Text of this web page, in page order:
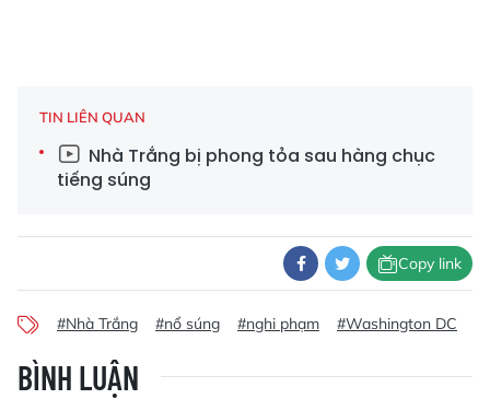
TIN LIÊN QUAN
Nhà Trắng bị phong tỏa sau hàng chục
tiếng súng
Copy link
#Nhà Trắng #nổ súng #nghi phạm #Washington DC
BÌNH LUẬN